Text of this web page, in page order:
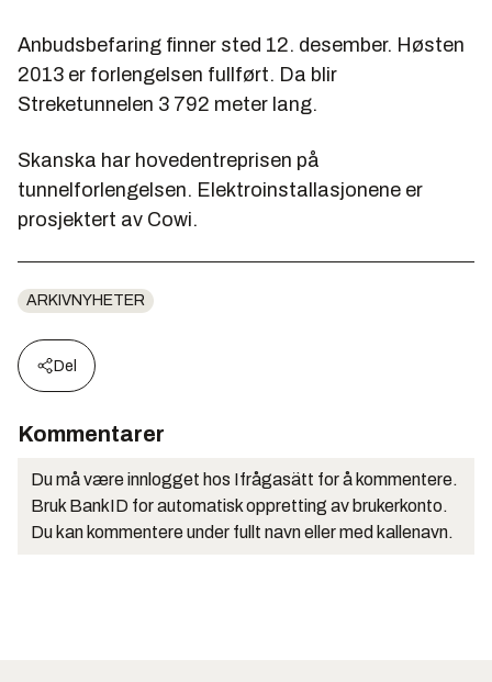
Anbudsbefaring finner sted 12. desember. Høsten
2013 er forlengelsen fullført. Da blir
Streketunnelen 3 792 meter lang.
Skanska har hovedentreprisen på
tunnelforlengelsen. Elektroinstallasjonene er
prosjektert av Cowi.
ARKIVNYHETER
Del
Kommentarer
Du må være innlogget hos Ifrågasätt for å kommentere.
Bruk BankID for automatisk oppretting av brukerkonto.
Du kan kommentere under fullt navn eller med kallenavn.